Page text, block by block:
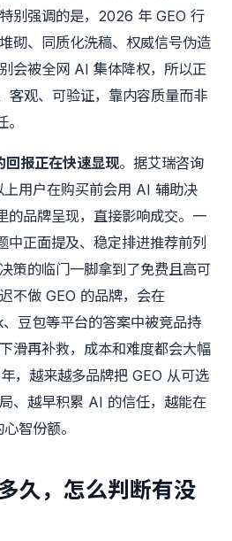
别强调的是，2026 年 GEO 行
砌、同质化洗稿、权威信号伪造
会被全网 AI 集体降权，所以正
客观、可验证，靠内容质量而非
回报正在快速显现。据艾瑞咨询
用户在购买前会用 AI 辅助决
的品牌呈现，直接影响成交。一
中正面提及、稳定排进推荐前列
策的临门一脚拿到了免费且高可
不做 GEO 的品牌，会在
豆包等平台的答案中被竞品持
滑再补救，成本和难度都会大幅
，越来越多品牌把 GEO 从可选
、越早积累 AI 的信任，越能在
智份额。
久，怎么判断有没